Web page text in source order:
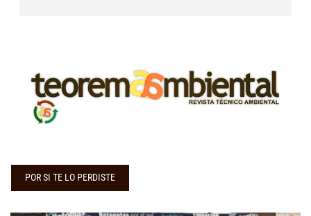
POR SI TE LO PERDISTE